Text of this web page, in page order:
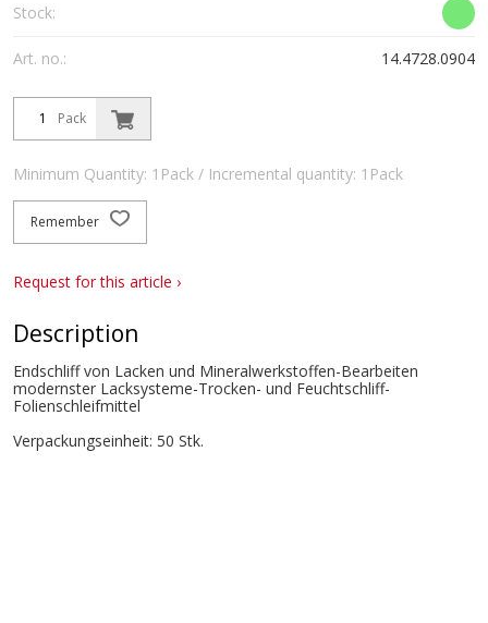
Stock:
Art. no.: 14.4728.0904
Pack
Minimum Quantity: 1Pack / Incremental quantity: 1Pack
Remember
Request for this article ›
Description
Endschliff von Lacken und Mineralwerkstoffen-Bearbeiten
modernster Lacksysteme-Trocken- und Feuchtschliff-
Folienschleifmittel
Verpackungseinheit: 50 Stk.